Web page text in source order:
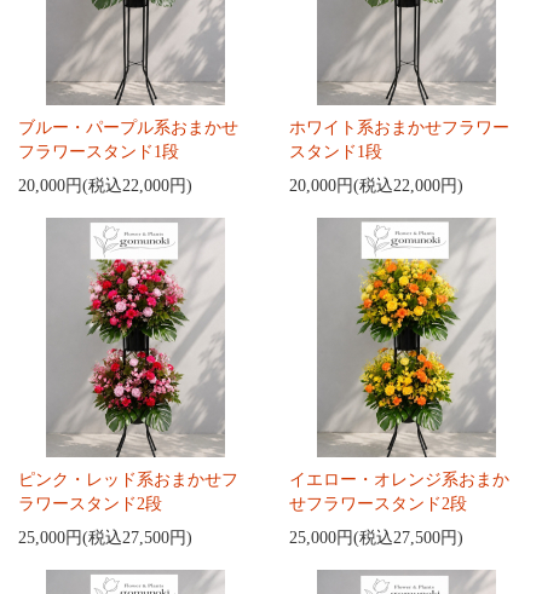
ブルー・パープル系おまかせ
フラワースタンド1段
20,000円(税込22,000円)
ホワイト系おまかせフラワー
スタンド1段
20,000円(税込22,000円)
ピンク・レッド系おまかせフ
ラワースタンド2段
25,000円(税込27,500円)
イエロー・オレンジ系おまか
せフラワースタンド2段
25,000円(税込27,500円)